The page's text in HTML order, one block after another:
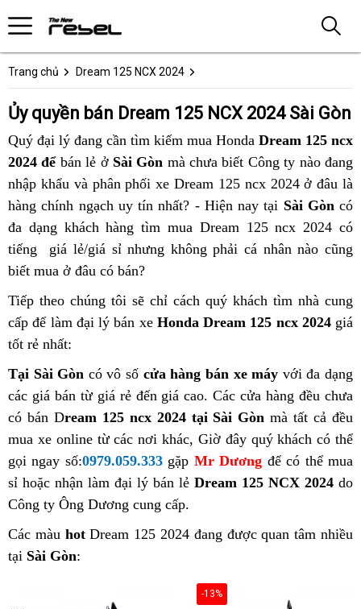
Trang chủ Dream 125 NCX 2024
Ủy quyền bán Dream 125 NCX 2024 Sài Gòn
Quý đại lý đang cần tìm kiếm mua Honda Dream 125 ncx
2024 để bán lẻ ởSài Gòn mà chưa biết Công ty nào đang
nhập khẩu và phân phối xe Dream 125 ncx 2024 ở đâu là
hàng chính ngạch uy tín nhất? - Hiện nay tại Sài Gòncó
đa dạng khách hàng tìm mua Dream 125 ncx 2024 có
tiếng giá lẻ/giá sỉ nhưng không phải cá nhân nào cũng
biết mua ở đâu có bán?
Tiếp theo chúng tôi sẽ chỉ cách quý khách tìm nhà cung
cấp để làm đại lý bán xe Honda Dream 125 ncx 2024giá
tốt rẻ nhất:
Tại Sài Gòn có vô số cửa hàng bán xe máy với đa dạng
các giá bán từ giá rẻ đến giá cao. Các cửa hàng đều chưa
có bán Dream 125 ncx 2024 tại Sài Gòn mà tất cả đều
mua xe online từ các nơi khác, Giờ đây quý khách có thể
gọi ngay số:0979.059.333gặp Mr Dương để có thể mua
sỉ hoặc nhận làm đại lý bán lẻ Dream 125 NCX 2024 do
Công ty Ông Dương cung cấp.
Các màu hotDream 125 2024 đang được quan tâm nhiều
tại Sài Gòn:
-13%